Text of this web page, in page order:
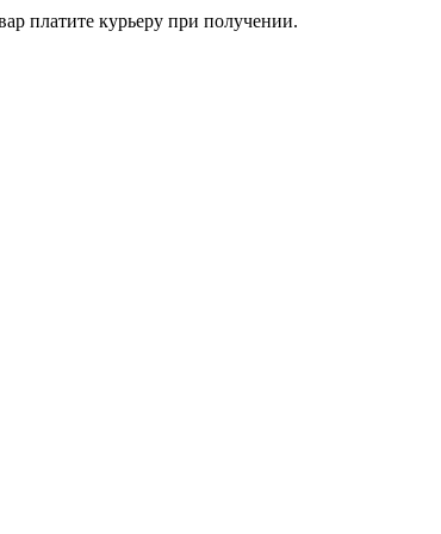
платите курьеру при получении.